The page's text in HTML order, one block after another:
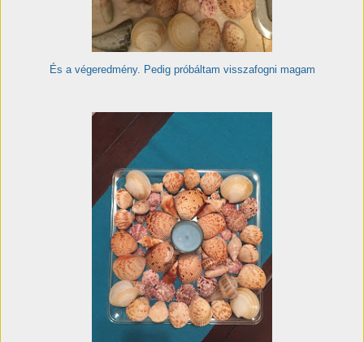
És a végeredmény. Pedig próbáltam visszafogni magam